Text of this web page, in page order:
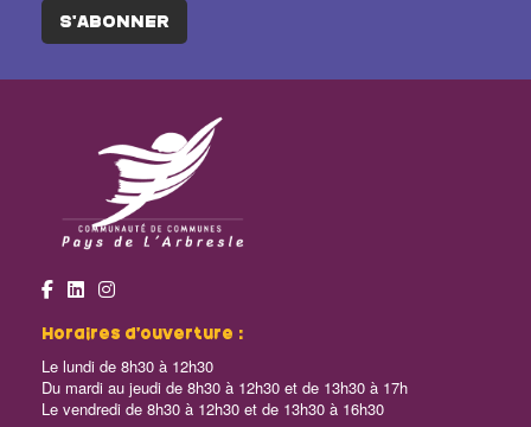
S'ABONNER
Horaires d’ouverture :
Le lundi de 8h30 à 12h30
Du mardi au jeudi de 8h30 à 12h30 et de 13h30 à 17h
Le vendredi de 8h30 à 12h30 et de 13h30 à 16h30